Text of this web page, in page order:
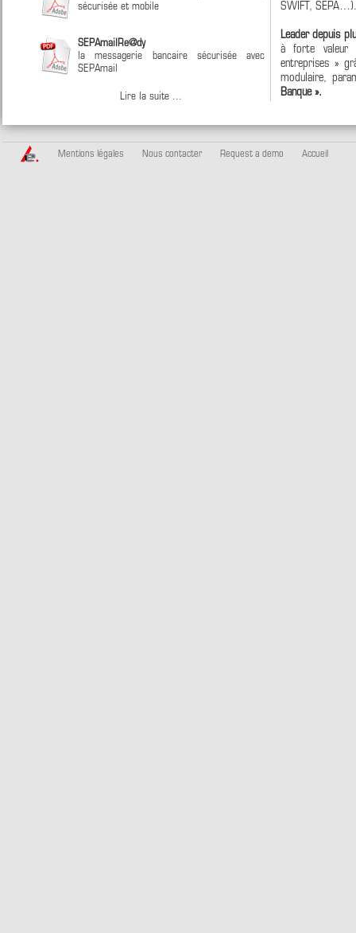
sécurisée et mobile
SEPAmailRe@dy
la messagerie bancaire sécurisée avec
SEPAmail
Lire la suite ...
SWIFT, SEPA…).
Leader depuis
à forte valeur
entreprises »
modulaire,
Banque ».
Mentions légales Nous contacter Request a demo Accueil